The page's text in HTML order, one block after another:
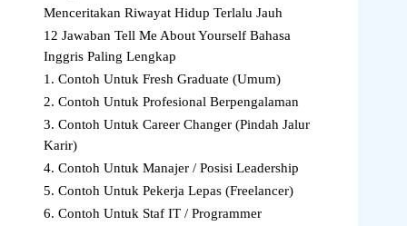
Menceritakan Riwayat Hidup Terlalu Jauh
12 Jawaban Tell Me About Yourself Bahasa
Inggris Paling Lengkap
1. Contoh Untuk Fresh Graduate (Umum)
2. Contoh Untuk Profesional Berpengalaman
3. Contoh Untuk Career Changer (Pindah Jalur
Karir)
4. Contoh Untuk Manajer / Posisi Leadership
5. Contoh Untuk Pekerja Lepas (Freelancer)
6. Contoh Untuk Staf IT / Programmer